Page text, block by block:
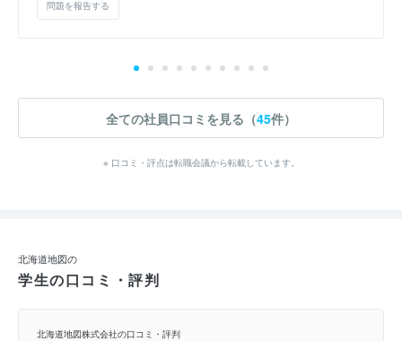
問題を報告する
全ての社員口コミを見る（45件）
※ 口コミ・評点は転職会議から転載しています。
北海道地図の
学生の口コミ・評判
北海道地図株式会社の口コミ・評判